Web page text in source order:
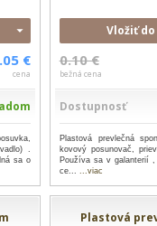
€
cena
.
sa o
Vložiť
0.10 €
bežná cena
Dostupnosť
Plastová prevlečná
kovový posunovač,
Používa sa v galanterií
ce... ...viac
Plastová